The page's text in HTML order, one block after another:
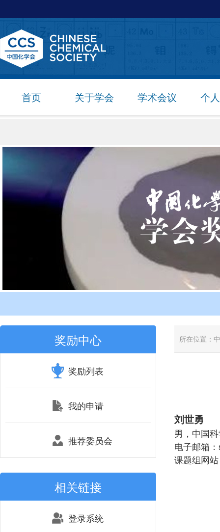
首页 关于学会 学术会议 个
奖励中心
奖励列表
我的申请
推荐委员会
相关链接
登录系统
所在位置：
刘世勇
男，中国
电子邮箱
课题组网